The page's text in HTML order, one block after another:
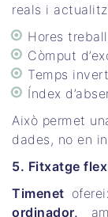
reals i
Hores
Còmput
Temps
Índex
Això permet
dades, no en
5. Fitxatge
Timenet
ordinador,